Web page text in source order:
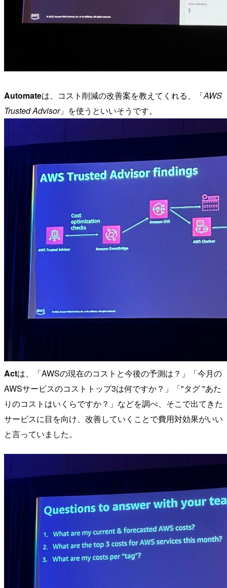
Automateは、コスト削減の改善案を教えてくれる、「AWS
Trusted Advisor」を使うといいそうです。
Actは、「AWSの現在のコストと今後の予測は？」「今月の
AWSサービスのコストトップ3は何ですか？」「"タグ "あた
りのコストはいくらですか？」などを調べ、そこで出てきた
サービスに目を向け、改善していくことで費用対効果がいい
と言っていました。